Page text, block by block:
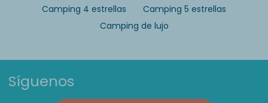
Camping 4 estrellas
Camping 5 estrellas
Camping de lujo
Síguenos